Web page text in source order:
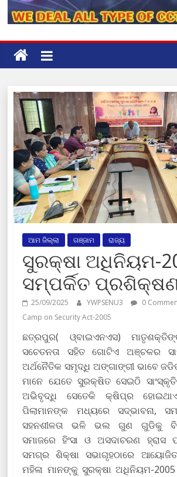
ଆମ ଜିଲ୍ଲା ଗଞ୍ଜାମ ରାଜ୍ୟ
ସୁରକ୍ଷା ଅଧିନିୟମ-
ସମ୍ପର୍କିତ
25/09/2025 YWPSENU3 0
Camp on Security Act-2005
ଛତ୍ରପୁର( ଓ୍ବାଇଏନଏସ)
ସଚେତନତା ସହିତ ଗୋଟିଏ ଅଞ୍ଚଳର
ଅର୍ଥନୈତିକ ସମୃଦ୍ଧି ଅଙ୍ଗାଙ୍ଗୀ ଭାବେ
ମାନେ ଯେତେ ସୁରକ୍ଷିତ ସେଇଠି
ଅଭିବୃଦ୍ଧି ସେତେକି କ୍ଷିପ୍ର
ପିଲାମାନଙ୍କ ମଧ୍ୟରେ ସଦ୍ଭାବନା,
ସହନଶୀଳତା ଭଳି ଭଲ ଗୁଣ ଗୁଡିକୁ
ସମାଜରେ ହିଂସା ଓ ଅସଦାଚରଣ ହ୍ରାସ
ସମଗ୍ର ଶିକ୍ଷା ସଭାଗୃହଠାରେ
ମହିଳା ମାନଙ୍କୁ ସୁରକ୍ଷା ଅଧିନିୟମ-